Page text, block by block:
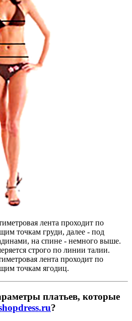
лента проходит по
точкам груди, далее - под
на спине - немного выше.
строго по линии талии.
лента проходит по
точкам ягодиц.
платьев, которые
?